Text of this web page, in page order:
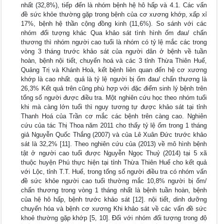
nhất (32,8%), tiếp đến là nhóm bệnh hệ hô hấp và 4.1. Các vấn
đề sức khỏe thường gặp trong bệnh của cơ xương khớp, xấp xỉ
17%, bệnh hệ thần cộng đồng kinh (11,6%). So sánh với các
nhóm đối tượng khác Qua khảo sát tình hình ốm đau/ chấn
thương thì nhóm người cao tuổi là nhóm có tỷ lệ mắc các trong
vòng 3 tháng trước khảo sát của người dân ở bệnh về tuần
hoàn, bệnh nội tiết, chuyển hoá và các 3 tỉnh Thừa Thiên Huế,
Quảng Trị và Khánh Hoà, kết bệnh liên quan đến hệ cơ xương
khớp là cao nhất. quả là tỷ lệ người bị ốm đau/ chấn thương là
26,3% Kết quả trên cũng phù hợp với đặc điểm sinh lý bệnh trên
tổng số người được điều tra. Một nghiên cứu học theo nhóm tuổi
khi mà càng lớn tuổi thì nguy tương tự được khảo sát tại tỉnh
Thanh Hoá của Trần cơ mắc các bệnh trên càng cao. Nghiên
cứu của tác Thị Thoa năm 2011 cho thấy tỷ lệ ốm trong 1 tháng
giả Nguyễn Quốc Thắng (2007) và của Lê Xuân Đức trước khảo
sát là 32,2% [11]. Theo nghiên cứu của (2013) về mô hình bệnh
tật ở người cao tuổi được Nguyễn Ngọc Thuỷ (2014) tại 5 xã
thuộc huyện Phú thực hiện tại tỉnh Thừa Thiên Huế cho kết quả
với Lộc, tỉnh T.T. Huế, trong tổng số người điều tra có nhóm vấn
đề sức khỏe người cao tuổi thường mắc 10,8% người bị ốm/
chấn thương trong vòng 1 tháng nhất là bệnh tuần hoàn, bệnh
của hệ hô hấp, bệnh trước khảo sát [12]. nội tiết, dinh dưỡng
chuyển hóa và bệnh cơ xương Khi khảo sát về các vấn đề sức
khoẻ thường gặp khớp [5, 10]. Đối với nhóm đối tượng trong độ